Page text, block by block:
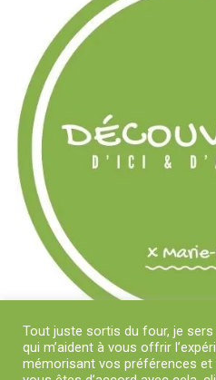
Tout juste sortis du four, je
qui m’aident à vous offrir
mémorisant vos préférences et